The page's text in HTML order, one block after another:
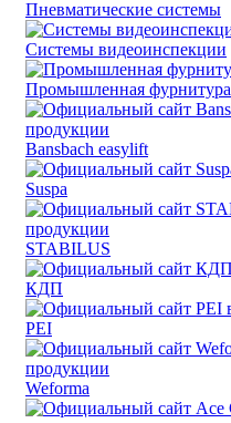
Пневматические системы
Системы видеоинспекции
Промышленная фурнитура
Bansbach easylift
Suspa
STABILUS
КДП
PEI
Weforma